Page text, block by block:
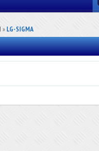
» LG-SIGMA